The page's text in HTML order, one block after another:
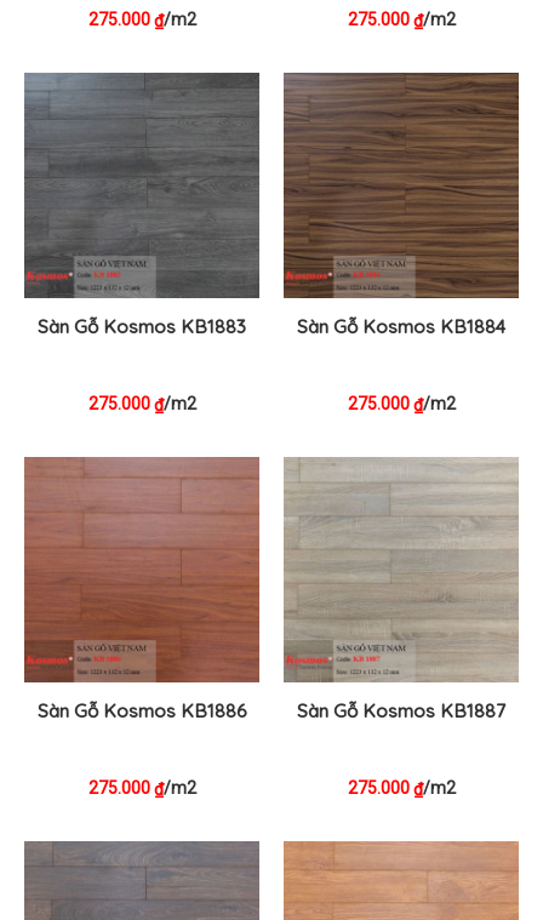
275.000₫/m2 275.000₫/m2
Sàn Gỗ Kosmos KB1883
275.000₫/m2
Sàn Gỗ Kosmos KB1884
275.000₫/m2
Sàn Gỗ Kosmos KB1886
275.000₫/m2
Sàn Gỗ Kosmos KB1887
275.000₫/m2